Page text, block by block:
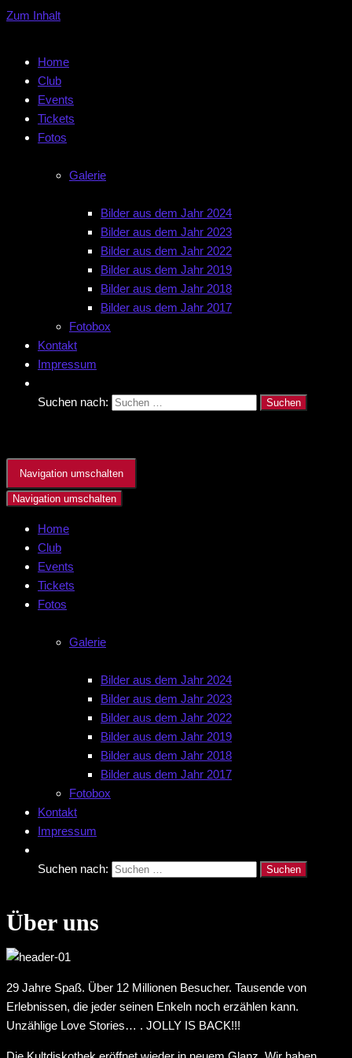
Zum Inhalt
Home
Club
Events
Tickets
Fotos
Galerie
Bilder aus dem Jahr 2024
Bilder aus dem Jahr 2023
Bilder aus dem Jahr 2022
Bilder aus dem Jahr 2019
Bilder aus dem Jahr 2018
Bilder aus dem Jahr 2017
Fotobox
Kontakt
Impressum
Suchen nach:
Navigation umschalten
Navigation umschalten
Home
Club
Events
Tickets
Fotos
Galerie
Bilder aus dem Jahr 2024
Bilder aus dem Jahr 2023
Bilder aus dem Jahr 2022
Bilder aus dem Jahr 2019
Bilder aus dem Jahr 2018
Bilder aus dem Jahr 2017
Fotobox
Kontakt
Impressum
Suchen nach:
Über uns
29 Jahre Spaß. Über 12 Millionen Besucher. Tausende von
Erlebnissen, die jeder seinen Enkeln noch erzählen kann.
Unzählige Love Stories… . JOLLY IS BACK!!!